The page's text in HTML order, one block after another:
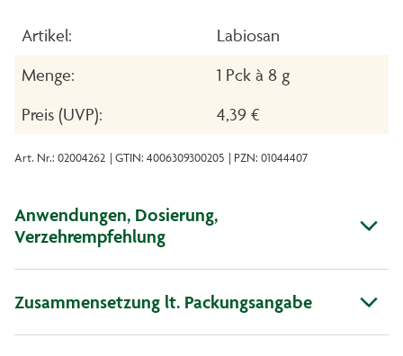
Artikel:
Labiosan
Menge:
1 Pck à 8 g
Preis (UVP):
4,39 €
Art. Nr.: 02004262 | GTIN: 4006309300205 | PZN: 01044407
Anwendungen, Dosierung,
Verzehrempfehlung
Zusammensetzung lt. Packungsangabe